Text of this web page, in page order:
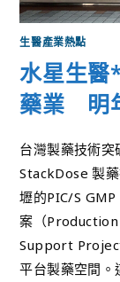
生醫產業熱點
水星生
藥業 明
台灣製藥技術
StackDose 製
壢的PIC/S
案（
Support
平台製藥空間。